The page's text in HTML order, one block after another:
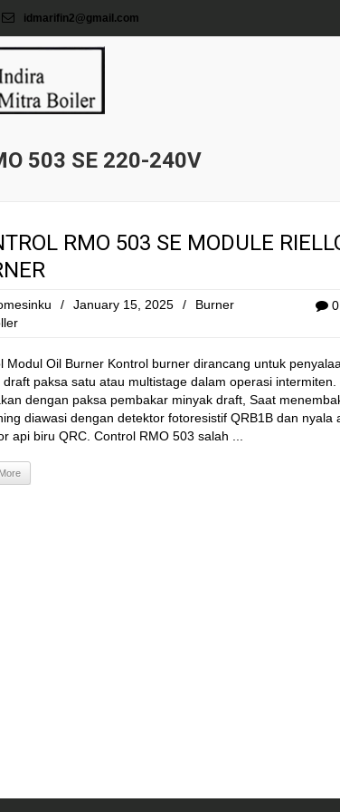
idmarifin2@gmail.com
503 SE 220-240V
RMO 503 SE MODULE
0
/ January 15, 2025 /
Burner
Modul Oil Burner Kontrol burner dirancang untuk
draft paksa satu atau multistage dalam operasi intermiten.
dengan paksa pembakar minyak draft, Saat
diawasi dengan detektor fotoresistif QRB1B dan nyala
api biru QRC. Control RMO 503 salah ...